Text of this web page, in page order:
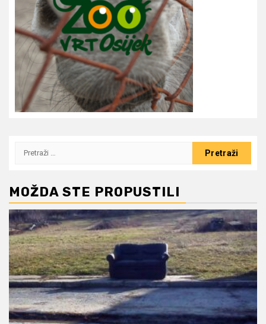
Pretraži:
MOŽDA STE PROPUSTILI